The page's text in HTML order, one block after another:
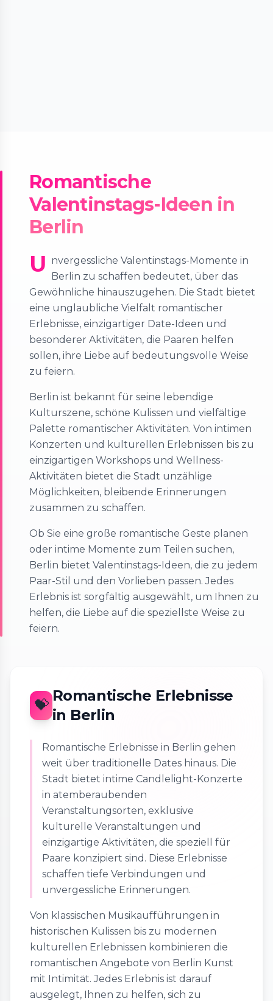
Romantische
Valentinstags-Ideen in
Berlin
U nvergessliche Valentinstags-Momente in
Berlin zu schaffen bedeutet, über das
Gewöhnliche hinauszugehen. Die Stadt bietet
eine unglaubliche Vielfalt romantischer
Erlebnisse, einzigartiger Date-Ideen und
besonderer Aktivitäten, die Paaren helfen
sollen, ihre Liebe auf bedeutungsvolle Weise
zu feiern.
Berlin ist bekannt für seine lebendige
Kulturszene, schöne Kulissen und vielfältige
Palette romantischer Aktivitäten. Von intimen
Konzerten und kulturellen Erlebnissen bis zu
einzigartigen Workshops und Wellness-
Aktivitäten bietet die Stadt unzählige
Möglichkeiten, bleibende Erinnerungen
zusammen zu schaffen.
Ob Sie eine große romantische Geste planen
oder intime Momente zum Teilen suchen,
Berlin bietet Valentinstags-Ideen, die zu jedem
Paar-Stil und den Vorlieben passen. Jedes
Erlebnis ist sorgfältig ausgewählt, um Ihnen zu
helfen, die Liebe auf die speziellste Weise zu
feiern.
💝
Romantische Erlebnisse
in Berlin
Romantische Erlebnisse in Berlin gehen
weit über traditionelle Dates hinaus. Die
Stadt bietet intime Candlelight-Konzerte
in atemberaubenden
Veranstaltungsorten, exklusive
kulturelle Veranstaltungen und
einzigartige Aktivitäten, die speziell für
Paare konzipiert sind. Diese Erlebnisse
schaffen tiefe Verbindungen und
unvergessliche Erinnerungen.
Von klassischen Musikaufführungen in
historischen Kulissen bis zu modernen
kulturellen Erlebnissen kombinieren die
romantischen Angebote von Berlin Kunst
mit Intimität. Jedes Erlebnis ist darauf
ausgelegt, Ihnen zu helfen, sich zu